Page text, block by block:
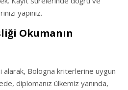
yapınız.
Okumanın
alarak, Bologna kriterlerine uygun
diplomanız ülkemiz yanında,